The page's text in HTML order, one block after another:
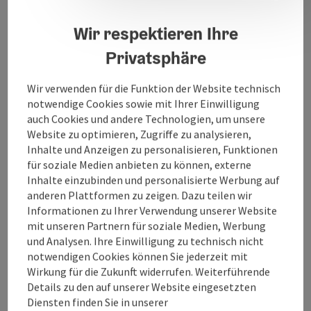
Der lfm kostet 6 Euro
Kontakt
Öffnungszeiten
Anreise/Lage
Ausstattung
Eignung
Wir respektieren Ihre
Privatsphäre
Wir verwenden für die Funktion der Website technisch
notwendige Cookies sowie mit Ihrer Einwilligung
auch Cookies und andere Technologien, um unsere
Website zu optimieren, Zugriffe zu analysieren,
Inhalte und Anzeigen zu personalisieren, Funktionen
für soziale Medien anbieten zu können, externe
Inhalte einzubinden und personalisierte Werbung auf
anderen Plattformen zu zeigen. Dazu teilen wir
Informationen zu Ihrer Verwendung unserer Website
mit unseren Partnern für soziale Medien, Werbung
und Analysen. Ihre Einwilligung zu technisch nicht
notwendigen Cookies können Sie jederzeit mit
Wirkung für die Zukunft widerrufen. Weiterführende
Details zu den auf unserer Website eingesetzten
Diensten finden Sie in unserer